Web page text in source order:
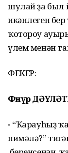
шулай ҙа был
икәнлеген
ҡотороу
үлем менән
ФЕКЕР:
Фәнүр
- “Ҡарауһыҙ
нимәлә?”